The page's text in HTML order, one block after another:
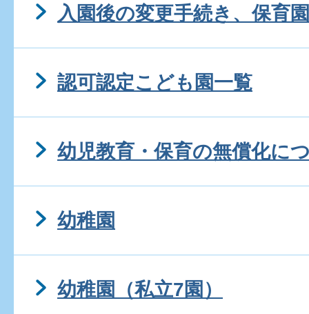
入園後の変更手続き、保育
認可認定こども園一覧
幼児教育・保育の無償化に
幼稚園
幼稚園（私立7園）